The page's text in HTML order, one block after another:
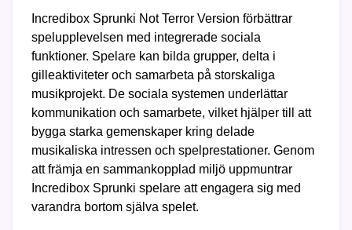
Incredibox Sprunki Not Terror Version förbättrar
spelupplevelsen med integrerade sociala
funktioner. Spelare kan bilda grupper, delta i
gilleaktiviteter och samarbeta på storskaliga
musikprojekt. De sociala systemen underlättar
kommunikation och samarbete, vilket hjälper till att
bygga starka gemenskaper kring delade
musikaliska intressen och spelprestationer. Genom
att främja en sammankopplad miljö uppmuntrar
Incredibox Sprunki spelare att engagera sig med
varandra bortom själva spelet.